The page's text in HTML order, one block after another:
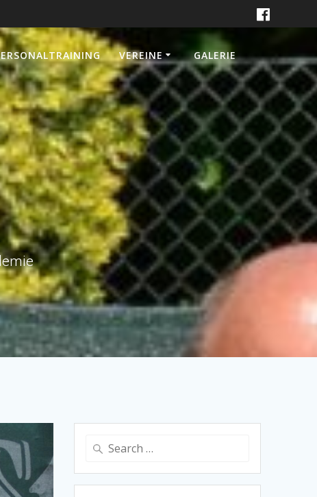
VEREINE GALERIE
Search